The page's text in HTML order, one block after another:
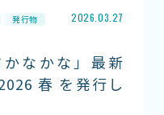
なところ
発行物 2026.03.27
かなかな」最新
春 を発行し